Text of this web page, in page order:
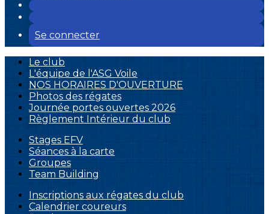
Se connecter
Le club
L'équipe de l'ASG Voile
NOS HORAIRES D'OUVERTURE
Photos des régates
Journée portes ouvertes 2026
Règlement Intérieur du club
Stages EFV
Séances à la carte
Groupes
Team Building
Inscriptions aux régates du club
Calendrier coureurs